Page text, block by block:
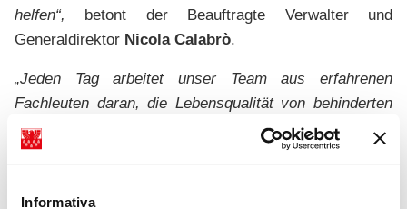
Informativa
helfen“, betont der Beauftragte Verwalter und
Generaldirektor Nicola Calabrò.
„Jeden Tag arbeitet unser Team aus erfahrenen
Fachleuten daran, die Lebensqualität von behinderten
Menschen zu verbessern und ihr Wohlbefinden, ihre
Selbstständigkeit und ihre soziale